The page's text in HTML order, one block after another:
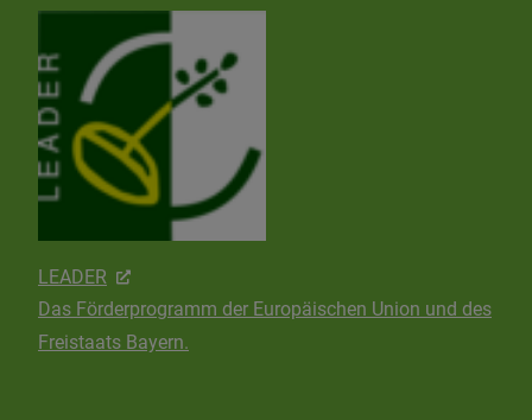
LEADER
Das Förderprogramm der Europäischen Union und des
Freistaats Bayern.